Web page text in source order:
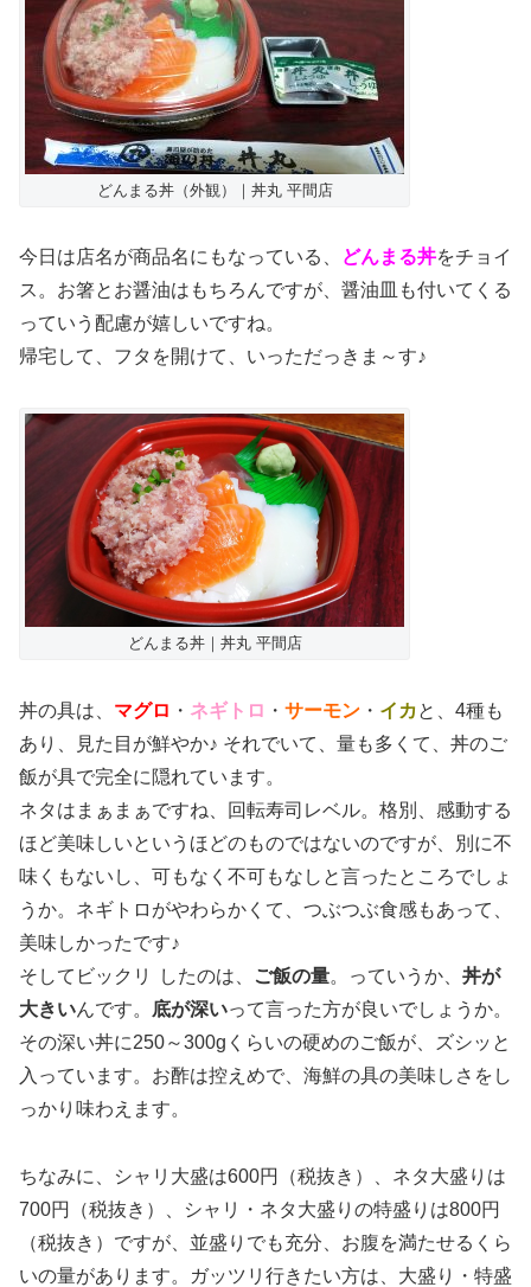
どんまる丼（外観）｜丼丸 平間店
今日は店名が商品名にもなっている、 どんまる丼をチョイ
ス。お箸とお醤油はもちろんですが、醤油皿も付いてくる
っていう配慮が嬉しいですね。
帰宅して、フタを開けて、いっただっきま～す♪
どんまる丼｜丼丸 平間店
丼の具は、 マグロ ・ ネギトロ ・ サーモン ・ イカと、4種も
あり、見た目が鮮やか♪ それでいて、量も多くて、丼のご
飯が具で完全に隠れています。
ネタはまぁまぁですね、回転寿司レベル。格別、感動する
ほど美味しいというほどのものではないのですが、別に不
味くもないし、可もなく不可もなしと言ったところでしょ
うか。ネギトロがやわらかくて、つぶつぶ食感もあって、
美味しかったです♪
そしてビックリ
したのは、 ご飯の量。っていうか、 丼が
大きいんです。 底が深いって言った方が良いでしょうか。
その深い丼に250～300gくらいの硬めのご飯が、ズシッと
入っています。お酢は控えめで、海鮮の具の美味しさをし
っかり味わえます。
ちなみに、シャリ大盛は600円（税抜き）、ネタ大盛りは
700円（税抜き）、シャリ・ネタ大盛りの特盛りは800円
（税抜き）ですが、並盛りでも充分、お腹を満たせるくら
いの量があります。ガッツリ行きたい方は、大盛り・特盛